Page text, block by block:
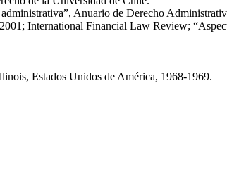
Anuario de Derecho
International Financial Law Review;
Estados Unidos de América, 1968-1969.